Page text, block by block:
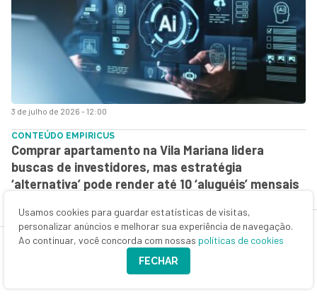
3 de julho de 2026 - 12:00
CONTEÚDO EMPIRICUS
Comprar apartamento na Vila Mariana lidera
buscas de investidores, mas estratégia
‘alternativa’ pode render até 10 ‘aluguéis’ mensais
Usamos cookies para guardar estatísticas de visitas,
personalizar anúncios e melhorar sua experiência de navegação.
Ao continuar, você concorda com nossas políticas de cookies
FECHAR